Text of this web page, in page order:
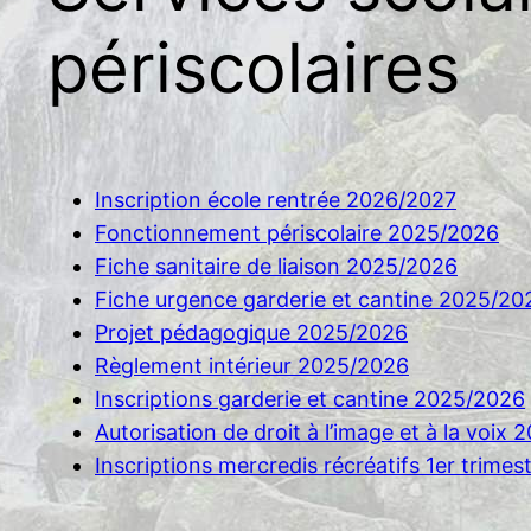
périscolaires
Inscription école rentrée 2026/2027
Fonctionnement périscolaire 2025/2026
Fiche sanitaire de liaison 2025/2026
Fiche urgence garderie et cantine 2025/
Projet pédagogique 2025/2026
Règlement intérieur 2025/2026
Inscriptions garderie et cantine 2025/2026
Autorisation de droit à l’image et à la voix
Inscriptions mercredis récréatifs 1er